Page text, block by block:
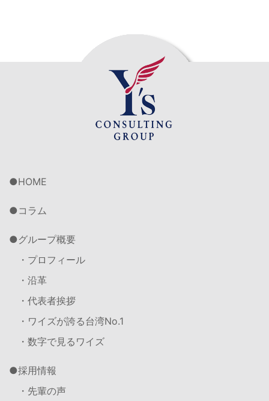
HOME
コラム
グループ概要
・プロフィール
・沿革
・代表者挨拶
・ワイズが誇る台湾No.1
・数字で見るワイズ
採用情報
・先輩の声